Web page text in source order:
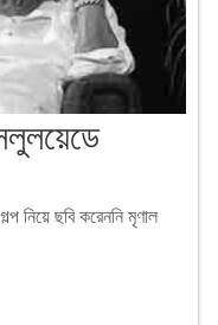
নিয়ে ছবি করেননি মৃণাল